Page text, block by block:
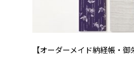
【オーダーメイド納経帳・